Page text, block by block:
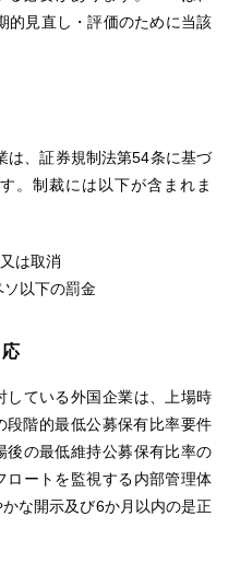
的見直し・評価のために当該
、証券規制法第54条に基づ
。制裁には以下が含まれま
は取消
ソ以下の罰金
している外国企業は、上場時
段階的最低公募保有比率要件
後の最低維持公募保有比率の
ロートを監視する内部管理体
な開示及び6か月以内の是正